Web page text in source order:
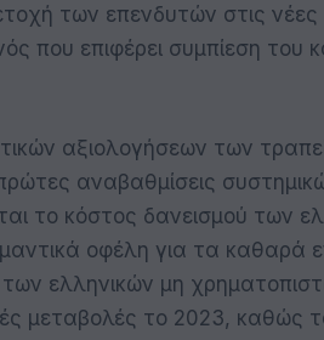
των επενδυτών στις νέες
που επιφέρει συμπίεση του
αξιολογήσεων των
αναβαθμίσεις
το κόστος δανεισμού των
οφέλη για τα καθαρά
ελληνικών μη
μεταβολές το 2023, καθώς